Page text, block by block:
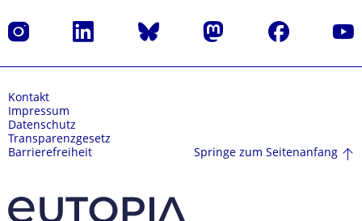
Instagram LinkedIn Bluesky Mastodon Facebook
Kontakt
Impressum
Datenschutz
Transparenzgesetz
Barrierefreiheit
Springe zum Seitenanfang